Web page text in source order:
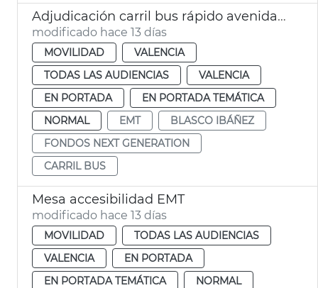
Adjudicación carril bus rápido avenida Blasco Ibáñez València
modificado hace 13 días
MOVILIDAD
VALENCIA
TODAS LAS AUDIENCIAS
VALENCIA
EN PORTADA
EN PORTADA TEMÁTICA
NORMAL
EMT
BLASCO IBÁÑEZ
FONDOS NEXT GENERATION
CARRIL BUS
Mesa accesibilidad EMT
modificado hace 13 días
MOVILIDAD
TODAS LAS AUDIENCIAS
VALENCIA
EN PORTADA
EN PORTADA TEMÁTICA
NORMAL